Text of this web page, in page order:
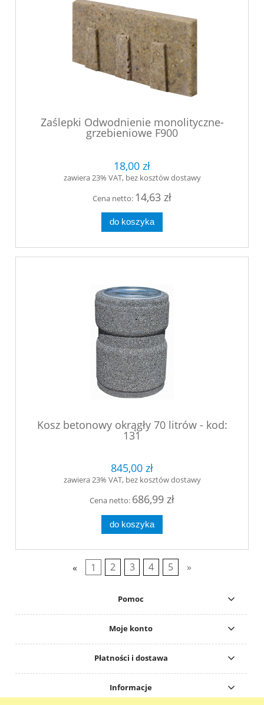
Zaślepki Odwodnienie monolityczne-
grzebieniowe F900
18,00 zł
zawiera 23% VAT, bez kosztów dostawy
Cena netto: 14,63 zł
do koszyka
Kosz betonowy okrągły 70 litrów - kod:
131
845,00 zł
zawiera 23% VAT, bez kosztów dostawy
Cena netto: 686,99 zł
do koszyka
« 1 2 3 4 5 »
Pomoc
Moje konto
Płatności i dostawa
Informacje